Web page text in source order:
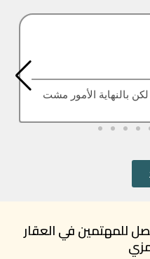
التحديث يكون أسرع
للمهتمين في العقار